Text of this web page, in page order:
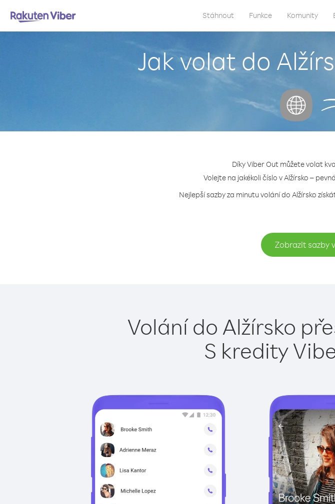
Stáhnout Funkce Komunity
Jak volat do
Díky Viber Out můžete volat
Volejte na jakékoli číslo v Alžírsko –
Nejlepší sazby za minutu volání do Alžírsko
Zobrazit sazby
Volání do Alžírsko
S kredity